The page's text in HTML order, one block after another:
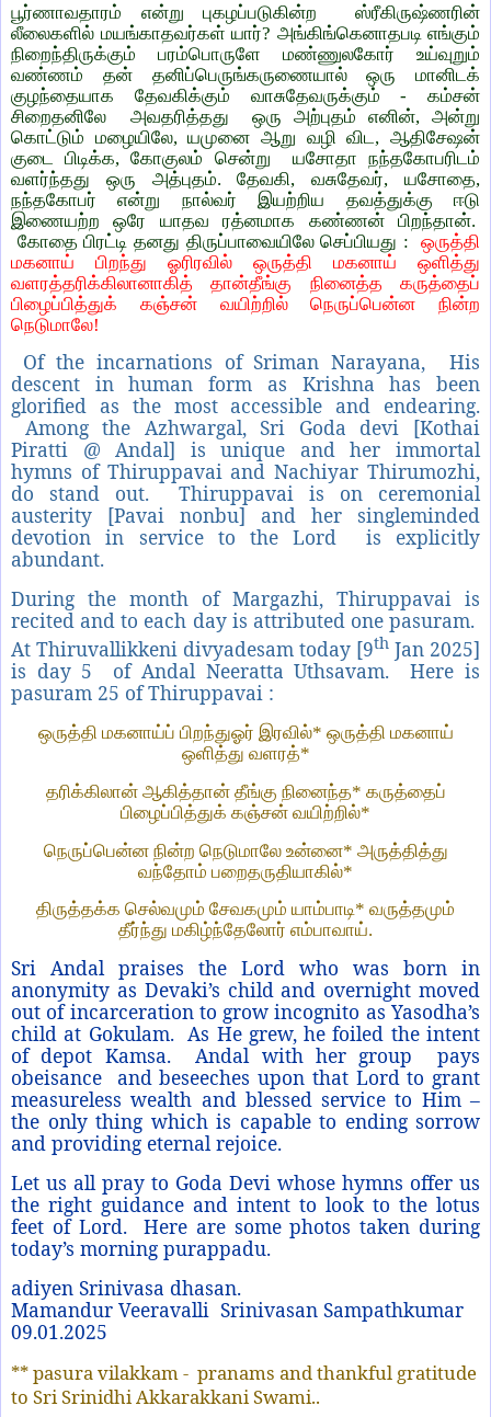
பூர்ணாவதாரம் என்று புகழப்படுகின்ற ஸ்ரீகிருஷ்ணரின்
லீலைகளில் மயங்காதவர்கள் யார்? அங்கிங்கெனாதபடி எங்கும்
நிறைந்திருக்கும் பரம்பொருளே மண்ணுலகோர் உய்வுறும்
வண்ணம் தன் தனிப்பெருங்கருணையால் ஒரு மானிடக்
குழந்தையாக தேவகிக்கும் வாசுதேவருக்கும் - கம்சன்
சிறைதனிலே அவதரித்தது ஒரு அற்புதம் எனின், அன்று
கொட்டும் மழையிலே, யமுனை ஆறு வழி விட, ஆதிசேஷன்
குடை பிடிக்க, கோகுலம் சென்று யசோதா நந்தகோபரிடம்
வளர்ந்தது ஒரு அத்புதம். தேவகி, வசுதேவர், யசோதை,
நந்தகோபர் என்று நால்வர் இயற்றிய தவத்துக்கு ஈடு
இணையற்ற ஒரே யாதவ ரத்னமாக கண்ணன் பிறந்தான்.
கோதை பிரட்டி தனது திருப்பாவையிலே செப்பியது : ஒருத்தி
மகனாய் பிறந்து ஓரிரவில் ஒருத்தி மகனாய் ஒளித்து
வளரத்தரிக்கிலானாகித் தான்தீங்கு நினைத்த கருத்தைப்
பிழைப்பித்துக் கஞ்சன் வயிற்றில் நெருப்பென்ன நின்ற
நெடுமாலே!
Of the incarnations of Sriman Narayana, His
descent in human form as Krishna has been
glorified as the most accessible and endearing.
Among the Azhwargal, Sri Goda devi [Kothai
Piratti @ Andal] is unique and her immortal
hymns of Thiruppavai and Nachiyar Thirumozhi,
do stand out. Thiruppavai is on ceremonial
austerity [Pavai nonbu] and her singleminded
devotion in service to the Lord is explicitly
abundant.
During the month of Margazhi, Thiruppavai is
recited and to each day is attributed one pasuram.
At Thiruvallikkeni divyadesam today [9th Jan 2025]
is day 5 of Andal Neeratta Uthsavam. Here is
pasuram 25 of Thiruppavai :
ஒருத்தி மகனாய்ப் பிறந்துஓர் இரவில்* ஒருத்தி மகனாய்
ஒளித்து வளரத்*
தரிக்கிலான் ஆகித்தான் தீங்கு நினைந்த* கருத்தைப்
பிழைப்பித்துக் கஞ்சன் வயிற்றில்*
நெருப்பென்ன நின்ற நெடுமாலே உன்னை* அருத்தித்து
வந்தோம் பறைதருதியாகில்*
திருத்தக்க செல்வமும் சேவகமும் யாம்பாடி* வருத்தமும்
தீர்ந்து மகிழ்ந்தேலோர் எம்பாவாய்.
Sri Andal praises the Lord who was born in
anonymity as Devaki’s child and overnight moved
out of incarceration to grow incognito as Yasodha’s
child at Gokulam. As He grew, he foiled the intent
of depot Kamsa. Andal with her group pays
obeisance and beseeches upon that Lord to grant
measureless wealth and blessed service to Him –
the only thing which is capable to ending sorrow
and providing eternal rejoice.
Let us all pray to Goda Devi whose hymns offer us
the right guidance and intent to look to the lotus
feet of Lord. Here are some photos taken during
today’s morning purappadu.
adiyen Srinivasa dhasan.
Mamandur Veeravalli Srinivasan Sampathkumar
09.01.2025
** pasura vilakkam - pranams and thankful gratitude
to Sri Srinidhi Akkarakkani Swami..